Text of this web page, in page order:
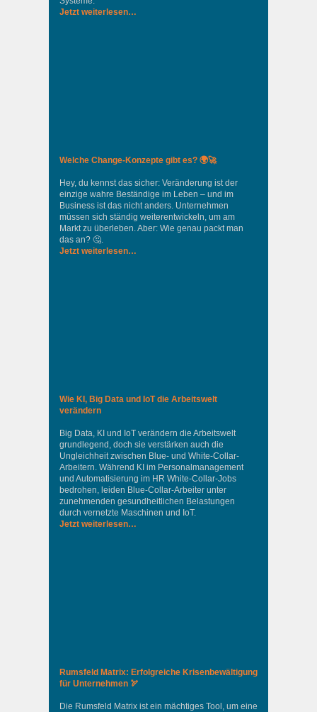
Jetzt weiterlesen…
Welche Change-Konzepte gibt es? 🌍🚀
Hey, du kennst das sicher: Veränderung ist der
einzige wahre Beständige im Leben – und im
Business ist das nicht anders. Unternehmen
müssen sich ständig weiterentwickeln, um am
Markt zu überleben. Aber: Wie genau packt man
das an? 🤔.
Jetzt weiterlesen…
Wie KI, Big Data und IoT die Arbeitswelt
verändern
Big Data, KI und IoT verändern die Arbeitswelt
grundlegend, doch sie verstärken auch die
Ungleichheit zwischen Blue- und White-Collar-
Arbeitern. Während KI im Personalmanagement
und Automatisierung im HR White-Collar-Jobs
bedrohen, leiden Blue-Collar-Arbeiter unter
zunehmenden gesundheitlichen Belastungen
durch vernetzte Maschinen und IoT.
Jetzt weiterlesen…
Rumsfeld Matrix: Erfolgreiche Krisenbewältigung
für Unternehmen 🏹
Die Rumsfeld Matrix ist ein mächtiges Tool, um eine